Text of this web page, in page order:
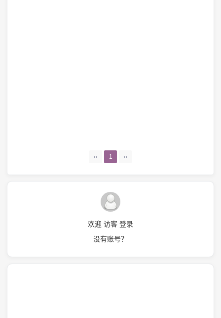
‹‹ 1 ››
欢迎 访客 登录
没有账号？